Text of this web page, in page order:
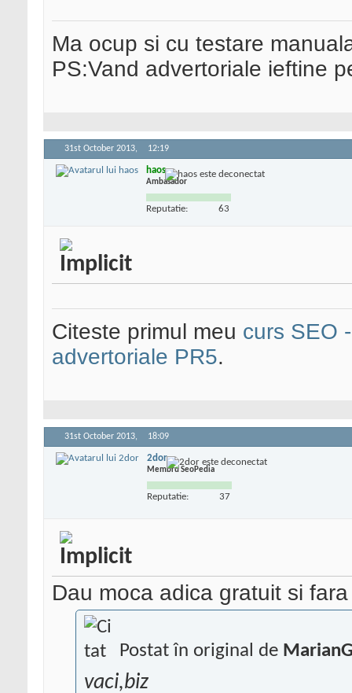
Ma ocup si cu testare
PS:Vand advertoriale ieftine
31st October 2013, 12:19
haos
Ambasador
Reputatie: 63
Citeste primul meu curs SEO
advertoriale PR5.
31st October 2013, 18:09
2dor
Membru SeoPedia
Reputatie: 37
Dau moca adica gratuit si
Postat în original de
vaci,biz